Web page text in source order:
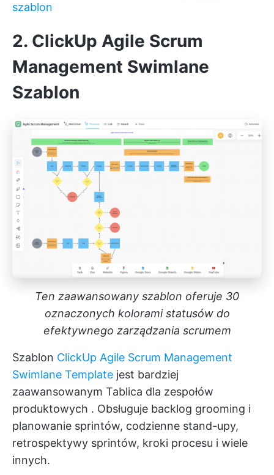
szablon
2. ClickUp Agile Scrum
Management Swimlane
Szablon
Ten zaawansowany szablon oferuje 30
oznaczonych kolorami statusów do
efektywnego zarządzania scrumem
Szablon ClickUp Agile Scrum Management
Swimlane Template jest bardziej
zaawansowanym Tablica dla zespołów
produktowych . Obsługuje backlog grooming i
planowanie sprintów, codzienne stand-upy,
retrospektywy sprintów, kroki procesu i wiele
innych.